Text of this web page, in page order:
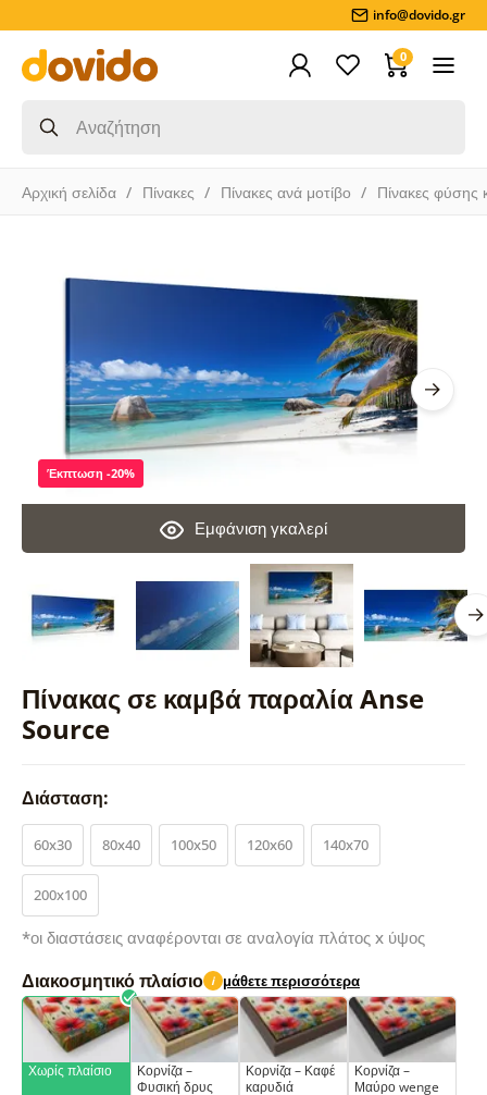
info@dovido.gr
0
Αρχική σελίδα Πίνακες Πίνακες ανά μοτίβο Πίνακες φύσης
Πίνακας σε καμβά παραλία Anse
Source
Εμφάνιση γκαλερί
Έκπτωση -20%
Διάσταση:
60x30 80x40 100x50 120x60 140x70
200x100
*οι διαστάσεις αναφέρονται σε αναλογία πλάτος x ύψος
Διακοσμητικό πλαίσιο i μάθετε περισσότερα
Χωρίς πλαίσιο
Κορνίζα –
Φυσική δρυς
Κορνίζα – Καφέ
καρυδιά
Κορνίζα –
Μαύρο wenge